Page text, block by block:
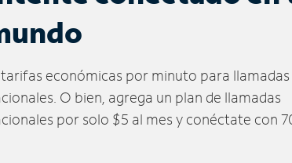
económicas por minuto para llamadas
O bien, agrega un plan de llamadas
por solo $5 al mes y conéctate con